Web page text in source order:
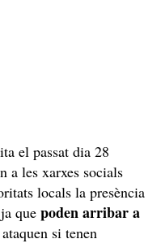
el passat dia 28
a les xarxes socials
locals la presència
que poden arribar a
si tenen